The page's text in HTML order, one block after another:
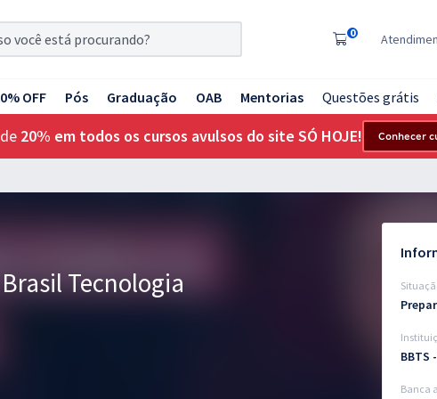
0
OFF Pós Graduação OAB Mentorias Questões grátis
20% em todos os cursos avulsos do site SÓ HOJE! Conhecer
Tecnologia
BBTS
Banca